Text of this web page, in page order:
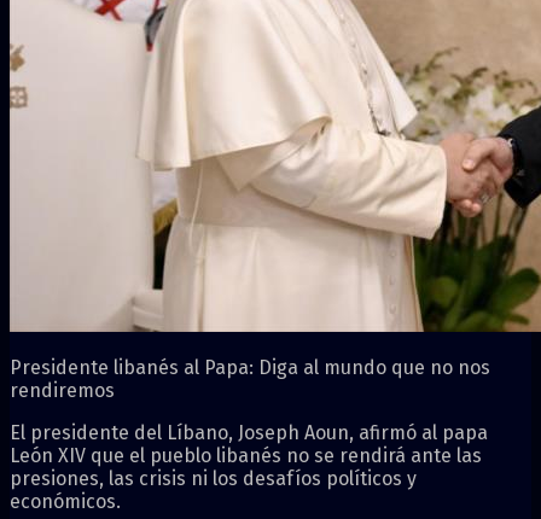
Presidente libanés al Papa: Diga al mundo que no nos
rendiremos
El presidente del Líbano, Joseph Aoun, afirmó al papa
León XIV que el pueblo libanés no se rendirá ante las
presiones, las crisis ni los desafíos políticos y
económicos.